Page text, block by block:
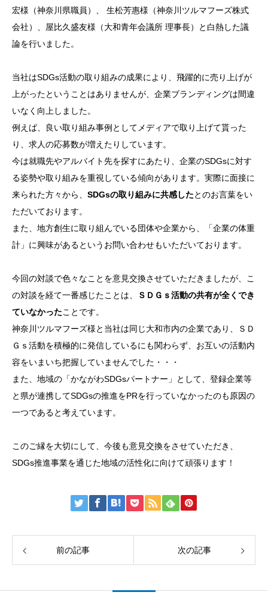
宏様（神奈川県職員）、 ⽣松芳惠様（神奈川ツルマフーズ株式
会社）、屋⽐久盛友様（⼤和⻘年会議所 理事⻑）と白熱した議
論を行いました。
当社はSDGs活動の取り組みの成果により、飛躍的に売り上げが
上がったということはありませんが、企業ブランディングは間違
いなく向上しました。
例えば、良い取り組み事例としてメディアで取り上げて貰った
り、求人の応募数が増えたりしています。
今は就職先やアルバイト先を探すにあたり、企業のSDGsに対す
る姿勢や取り組みを重視している傾向があります。実際に面接に
来られた方々から、 SDGsの取り組みに共感したとのお言葉をい
ただいております。
また、地方創生に取り組んでいる団体や企業から、「企業の体重
計」に興味があるというお問い合わせもいただいております。
今回の対談で色々なことを意見交換させていただきましたが、こ
の対談を経て一番感じたことは、
ＳＤＧｓ活動の共有が全くでき
ていなかったことです。
神奈川ツルマフーズ様と当社は同じ大和市内の企業であり、ＳＤ
Ｇｓ活動を積極的に発信しているにも関わらず、お互いの活動内
容をいまいち把握していませんでした・・・
また、地域の「かながわSDGsパートナー」として、登録企業等
と県が連携してSDGsの推進をPRを行っていなかったのも原因の
一つであると考えています。
このご縁を大切にして、今後も意見交換をさせていただき、
SDGs推進事業を通じた地域の活性化に向けて頑張ります！
前の記事 次の記事